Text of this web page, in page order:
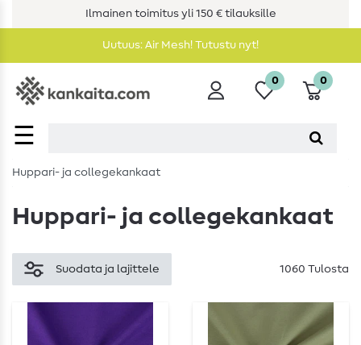
Ilmainen toimitus yli 150 € tilauksille
Uutuus: Air Mesh! Tutustu nyt!
☰
0 0
Huppari- ja collegekankaat
Huppari- ja collegekankaat
Suodata ja lajittele 1060 Tulosta